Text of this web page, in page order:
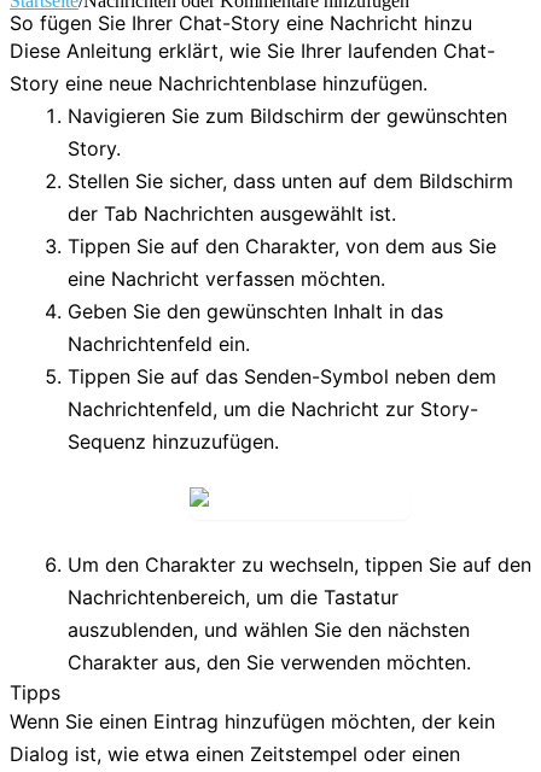
So fügen Sie Ihrer Chat-Story eine Nachricht hinzu
Diese Anleitung erklärt, wie Sie Ihrer laufenden Chat-
Story eine neue Nachrichtenblase hinzufügen.
Navigieren Sie zum Bildschirm der gewünschten
Story.
Stellen Sie sicher, dass unten auf dem Bildschirm
der Tab Nachrichten ausgewählt ist.
Tippen Sie auf den Charakter, von dem aus Sie
eine Nachricht verfassen möchten.
Geben Sie den gewünschten Inhalt in das
Nachrichtenfeld ein.
Tippen Sie auf das Senden-Symbol neben dem
Nachrichtenfeld, um die Nachricht zur Story-
Sequenz hinzuzufügen.
Um den Charakter zu wechseln, tippen Sie auf den
Nachrichtenbereich, um die Tastatur
auszublenden, und wählen Sie den nächsten
Charakter aus, den Sie verwenden möchten.
Tipps
Wenn Sie einen Eintrag hinzufügen möchten, der kein
Dialog ist, wie etwa einen Zeitstempel oder einen